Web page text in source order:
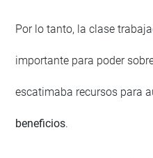
Por lo tanto, la clase
importante para poder
escatimaba recursos para
beneficios.